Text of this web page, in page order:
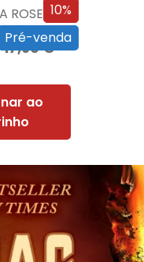
10%
Pré-venda
ROSE
17,90€
ao